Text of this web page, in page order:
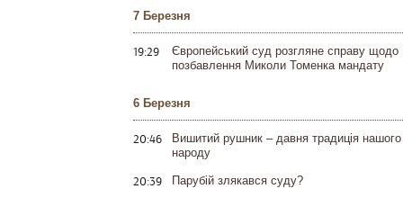
7 Березня
19:29
Європейський суд розгляне справу щодо
позбавлення Миколи Томенка мандату
6 Березня
20:46
Вишитий рушник – давня традиція нашого
народу
20:39 Парубій злякався суду?